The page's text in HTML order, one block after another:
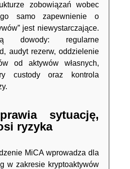
zobowiązań wobec
samo zapewnienie o
jest niewystarczające.
dowody: regularne
audyt rezerw, oddzielenie
od aktywów własnych,
custody oraz kontrola
sytuację,
ryzyka
MiCA wprowadza dla
w zakresie kryptoaktywów